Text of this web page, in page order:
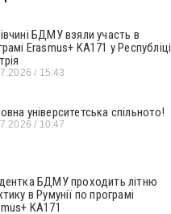
БДМУ взяли участь в
Erasmus+ KA171 у Республіці
15:43
університетська спільното!
10:47
БДМУ проходить літню
в Румунії по програмі
KA171